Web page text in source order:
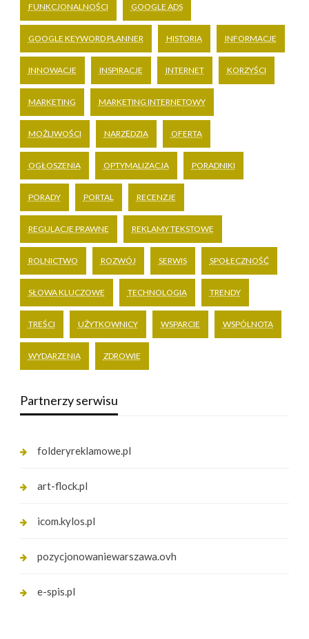
FUNKCJONALNOŚCI GOOGLE ADS
GOOGLE KEYWORD PLANNER HISTORIA INFORMACJE
INNOWACJE INSPIRACJE INTERNET KORZYŚCI
MARKETING MARKETING INTERNETOWY
MOŻLIWOŚCI NARZĘDZIA OFERTA
OGŁOSZENIA OPTYMALIZACJA PORADNIKI
PORADY PORTAL RECENZJE
REGULACJE PRAWNE REKLAMY TEKSTOWE
ROLNICTWO ROZWÓJ SERWIS SPOŁECZNOŚĆ
SŁOWA KLUCZOWE TECHNOLOGIA TRENDY
TREŚCI UŻYTKOWNICY WSPARCIE WSPÓLNOTA
WYDARZENIA ZDROWIE
Partnerzy serwisu
folderyreklamowe.pl
art-flock.pl
icom.kylos.pl
pozycjonowaniewarszawa.ovh
e-spis.pl